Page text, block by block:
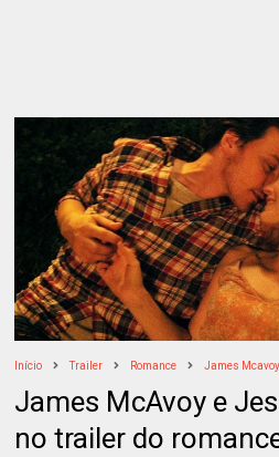
Início Trailer Romance James Mcavoy
James McAvoy e
no trailer do